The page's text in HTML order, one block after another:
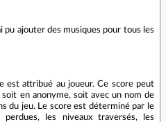
pu ajouter des musiques pour tous les
est attribué au joueur. Ce score peut
soit en anonyme, soit avec un nom de
du jeu. Le score est déterminé par le
les niveaux traversés, les